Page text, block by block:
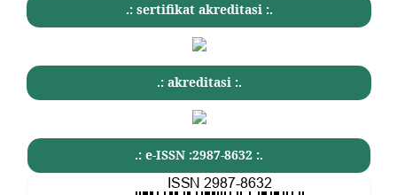
.: sertifikat akreditasi :.
.: akreditasi :.
.: e-ISSN :2987-8632 :.